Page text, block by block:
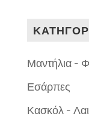
Μαντήλια -
Εσάρπες
Κασκόλ -